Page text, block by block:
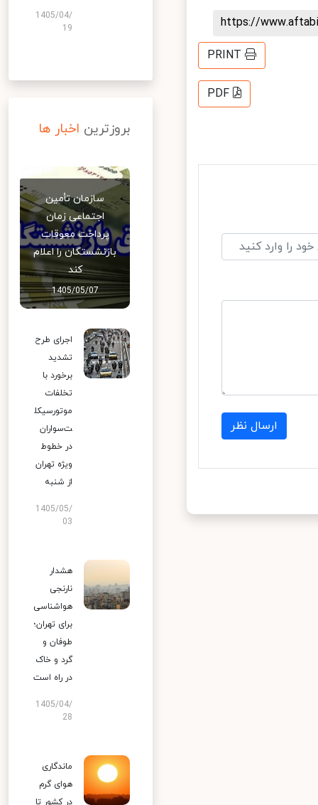
https://
PRINT
PDF
ارسال نظر
1405/04/
19
بروزترین اخبار ها
سازمان تأمین
اجتماعی زمان
پرداخت معوقات
بازنشستگان را اعلام
کند
1405/05/07
اجرای طرح
تشدید
برخورد با
تخلفات
موتورسیکل
ت‌سواران
در خطوط
ویژه تهران
از شنبه
1405/05/
03
هشدار
نارنجی
هواشناسی
برای تهران؛
طوفان و
گرد و خاک
در راه است
1405/04/
28
ماندگاری
هوای گرم
در کشور تا